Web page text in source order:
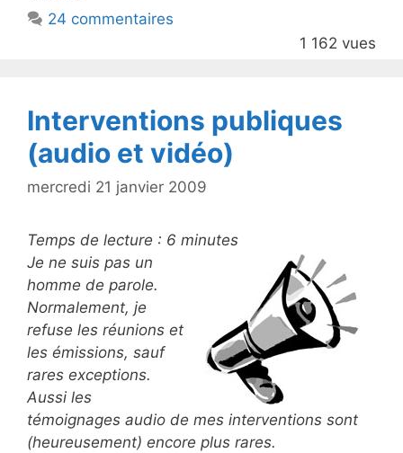
o
24 commentaires
1 162 vues
Interventions publiques
(audio et vidéo)
mercredi 21 janvier 2009
Temps de lecture : 6 minutes
Je ne suis pas un
homme de parole.
Normalement, je
refuse les réunions et
les émissions, sauf
rares exceptions.
Aussi les
témoignages audio de mes interventions sont
(heureusement) encore plus rares.